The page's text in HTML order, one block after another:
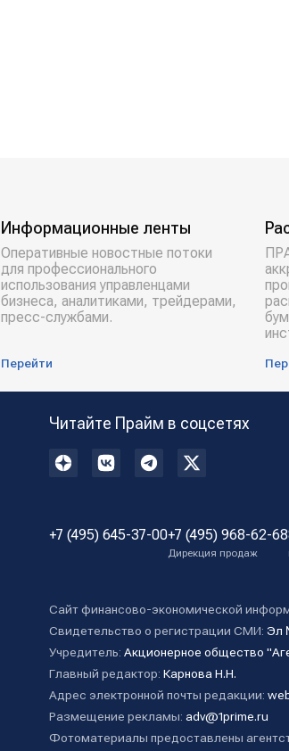
Информационные ленты
Оперативные новостные потоки
для профессионального
использования управленцами
бизнеса, аналитиками, трейдерами,
пресс-службами.
Перейти
Читайте Прайм в соцсетях
+7 (495) 645-37-00+7 (495) 968-62-68
Дирекция продаж
Сайт финансово-экономической
Свидетельство о регистрации СМИ: Эл
Учредитель: Акционерное общество
Главный редактор: Карнова Н.Н.
Адрес электронной почты редакции:
Размещение рекламы: adv@1prime.ru
Фотоматериалы предоставлены